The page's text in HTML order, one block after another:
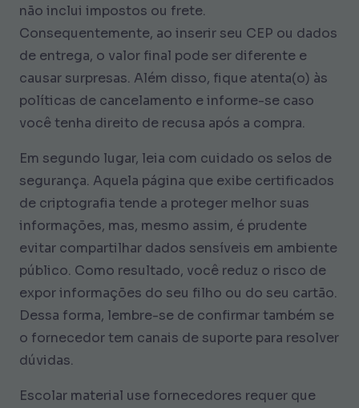
não inclui impostos ou frete.
Consequentemente, ao inserir seu CEP ou dados
de entrega, o valor final pode ser diferente e
causar surpresas. Além disso, fique atenta(o) às
políticas de cancelamento e informe-se caso
você tenha direito de recusa após a compra.
Em segundo lugar, leia com cuidado os selos de
segurança. Aquela página que exibe certificados
de criptografia tende a proteger melhor suas
informações, mas, mesmo assim, é prudente
evitar compartilhar dados sensíveis em ambiente
público. Como resultado, você reduz o risco de
expor informações do seu filho ou do seu cartão.
Dessa forma, lembre-se de confirmar também se
o fornecedor tem canais de suporte para resolver
dúvidas.
Escolar material use fornecedores requer que